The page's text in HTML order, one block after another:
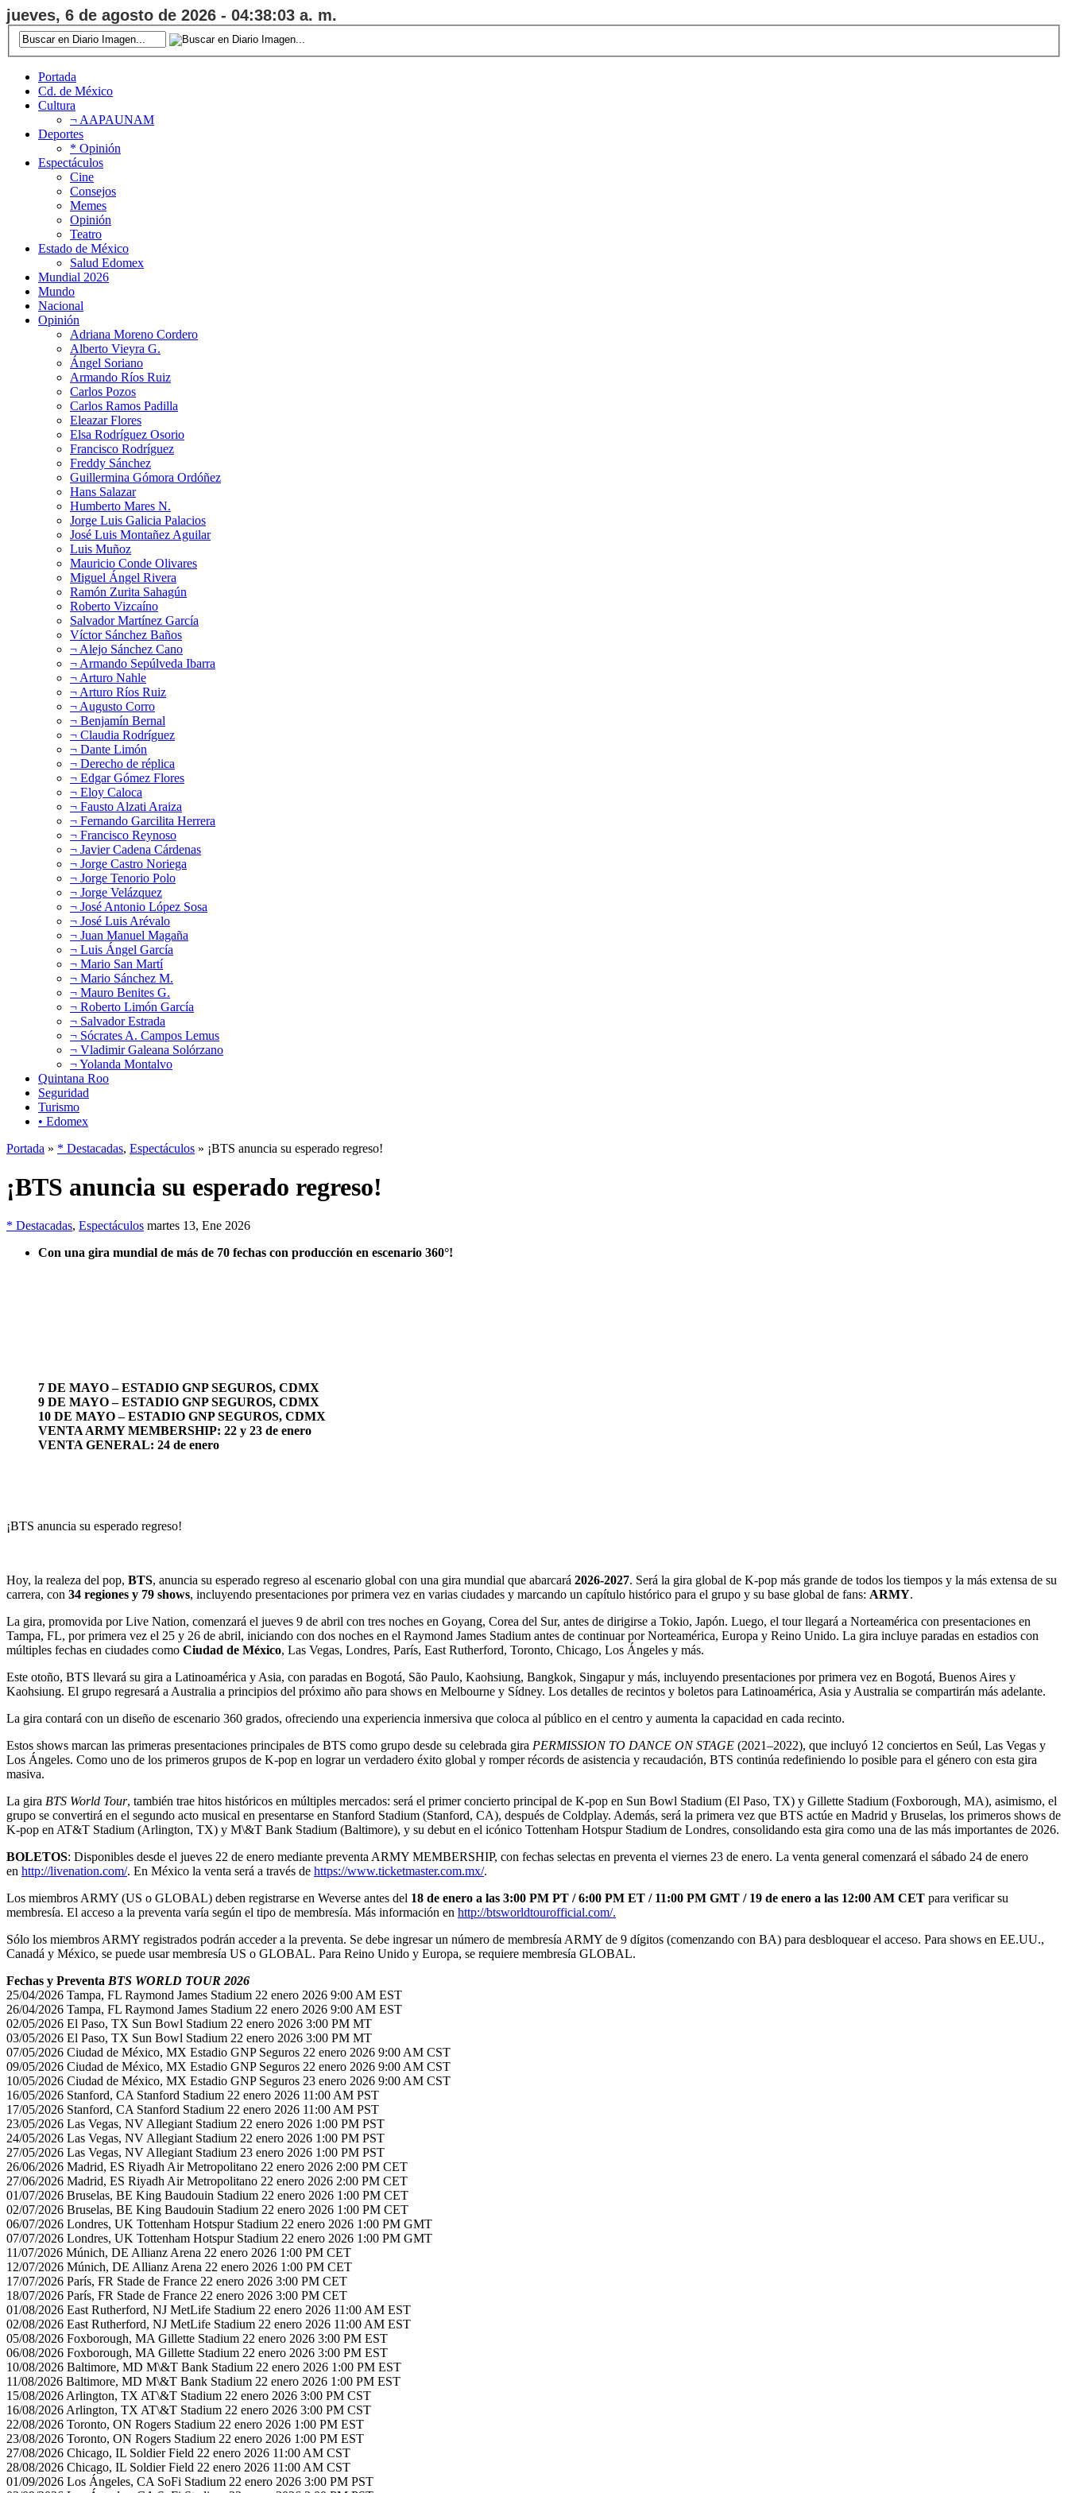
jueves, 6 de agosto de 2026 - 04:38:04 a. m.
Portada
Cd. de México
Cultura
¬ AAPAUNAM
Deportes
* Opinión
Espectáculos
Cine
Consejos
Memes
Opinión
Teatro
Estado de México
Salud Edomex
Mundial 2026
Mundo
Nacional
Opinión
Adriana Moreno Cordero
Alberto Vieyra G.
Ángel Soriano
Armando Ríos Ruiz
Carlos Pozos
Carlos Ramos Padilla
Eleazar Flores
Elsa Rodríguez Osorio
Francisco Rodríguez
Freddy Sánchez
Guillermina Gómora Ordóñez
Hans Salazar
Humberto Mares N.
Jorge Luis Galicia Palacios
José Luis Montañez Aguilar
Luis Muñoz
Mauricio Conde Olivares
Miguel Ángel Rivera
Ramón Zurita Sahagún
Roberto Vizcaíno
Salvador Martínez García
Víctor Sánchez Baños
¬ Alejo Sánchez Cano
¬ Armando Sepúlveda Ibarra
¬ Arturo Nahle
¬ Arturo Ríos Ruiz
¬ Augusto Corro
¬ Benjamín Bernal
¬ Claudia Rodríguez
¬ Dante Limón
¬ Derecho de réplica
¬ Edgar Gómez Flores
¬ Eloy Caloca
¬ Fausto Alzati Araiza
¬ Fernando Garcilita Herrera
¬ Francisco Reynoso
¬ Javier Cadena Cárdenas
¬ Jorge Castro Noriega
¬ Jorge Tenorio Polo
¬ Jorge Velázquez
¬ José Antonio López Sosa
¬ José Luis Arévalo
¬ Juan Manuel Magaña
¬ Luis Ángel García
¬ Mario San Martí
¬ Mario Sánchez M.
¬ Mauro Benites G.
¬ Roberto Limón García
¬ Salvador Estrada
¬ Sócrates A. Campos Lemus
¬ Vladimir Galeana Solórzano
¬ Yolanda Montalvo
Quintana Roo
Seguridad
Turismo
• Edomex
Portada » * Destacadas, Espectáculos » ¡BTS anuncia su esperado regreso!
¡BTS anuncia su esperado regreso!
* Destacadas, Espectáculos martes 13, Ene 2026
Con una gira mundial de más de 70 fechas con producción en escenario 360°!
7 DE MAYO – ESTADIO GNP SEGUROS, CDMX
9 DE MAYO – ESTADIO GNP SEGUROS, CDMX
10 DE MAYO – ESTADIO GNP SEGUROS, CDMX
VENTA ARMY MEMBERSHIP: 22 y 23 de enero
VENTA GENERAL: 24 de enero
¡BTS anuncia su esperado regreso!
Hoy, la realeza del pop, BTS, anuncia su esperado regreso al escenario global con una gira mundial que abarcará 2026-2027. Será la gira global de K-pop más grande de todos los tiempos y la más extensa de su
carrera, con 34 regiones y 79 shows, incluyendo presentaciones por primera vez en varias ciudades y marcando un capítulo histórico para el grupo y su base global de fans: ARMY.
La gira, promovida por Live Nation, comenzará el jueves 9 de abril con tres noches en Goyang, Corea del Sur, antes de dirigirse a Tokio, Japón. Luego, el tour llegará a Norteamérica con presentaciones en
Tampa, FL, por primera vez el 25 y 26 de abril, iniciando con dos noches en el Raymond James Stadium antes de continuar por Norteamérica, Europa y Reino Unido. La gira incluye paradas en estadios con
múltiples fechas en ciudades como Ciudad de México, Las Vegas, Londres, París, East Rutherford, Toronto, Chicago, Los Ángeles y más.
Este otoño, BTS llevará su gira a Latinoamérica y Asia, con paradas en Bogotá, São Paulo, Kaohsiung, Bangkok, Singapur y más, incluyendo presentaciones por primera vez en Bogotá, Buenos Aires y
Kaohsiung. El grupo regresará a Australia a principios del próximo año para shows en Melbourne y Sídney. Los detalles de recintos y boletos para Latinoamérica, Asia y Australia se compartirán más adelante.
La gira contará con un diseño de escenario 360 grados, ofreciendo una experiencia inmersiva que coloca al público en el centro y aumenta la capacidad en cada recinto.
Estos shows marcan las primeras presentaciones principales de BTS como grupo desde su celebrada gira PERMISSION TO DANCE ON STAGE (2021–2022), que incluyó 12 conciertos en Seúl, Las Vegas y
Los Ángeles. Como uno de los primeros grupos de K-pop en lograr un verdadero éxito global y romper récords de asistencia y recaudación, BTS continúa redefiniendo lo posible para el género con esta gira
masiva.
La gira BTS World Tour, también trae hitos históricos en múltiples mercados: será el primer concierto principal de K-pop en Sun Bowl Stadium (El Paso, TX) y Gillette Stadium (Foxborough, MA), asimismo, el
grupo se convertirá en el segundo acto musical en presentarse en Stanford Stadium (Stanford, CA), después de Coldplay. Además, será la primera vez que BTS actúe en Madrid y Bruselas, los primeros shows de
K-pop en AT&T Stadium (Arlington, TX) y M\&T Bank Stadium (Baltimore), y su debut en el icónico Tottenham Hotspur Stadium de Londres, consolidando esta gira como una de las más importantes de 2026.
BOLETOS: Disponibles desde el jueves 22 de enero mediante preventa ARMY MEMBERSHIP, con fechas selectas en preventa el viernes 23 de enero. La venta general comenzará el sábado 24 de enero
en http://livenation.com/. En México la venta será a través de https://www.ticketmaster.com.mx/.
Los miembros ARMY (US o GLOBAL) deben registrarse en Weverse antes del 18 de enero a las 3:00 PM PT / 6:00 PM ET / 11:00 PM GMT / 19 de enero a las 12:00 AM CET para verificar su
membresía. El acceso a la preventa varía según el tipo de membresía. Más información en http://btsworldtourofficial.com/.
Sólo los miembros ARMY registrados podrán acceder a la preventa. Se debe ingresar un número de membresía ARMY de 9 dígitos (comenzando con BA) para desbloquear el acceso. Para shows en EE.UU.,
Canadá y México, se puede usar membresía US o GLOBAL. Para Reino Unido y Europa, se requiere membresía GLOBAL.
Fechas y Preventa BTS WORLD TOUR 2026
25/04/2026 Tampa, FL Raymond James Stadium 22 enero 2026 9:00 AM EST
26/04/2026 Tampa, FL Raymond James Stadium 22 enero 2026 9:00 AM EST
02/05/2026 El Paso, TX Sun Bowl Stadium 22 enero 2026 3:00 PM MT
03/05/2026 El Paso, TX Sun Bowl Stadium 22 enero 2026 3:00 PM MT
07/05/2026 Ciudad de México, MX Estadio GNP Seguros 22 enero 2026 9:00 AM CST
09/05/2026 Ciudad de México, MX Estadio GNP Seguros 22 enero 2026 9:00 AM CST
10/05/2026 Ciudad de México, MX Estadio GNP Seguros 23 enero 2026 9:00 AM CST
16/05/2026 Stanford, CA Stanford Stadium 22 enero 2026 11:00 AM PST
17/05/2026 Stanford, CA Stanford Stadium 22 enero 2026 11:00 AM PST
23/05/2026 Las Vegas, NV Allegiant Stadium 22 enero 2026 1:00 PM PST
24/05/2026 Las Vegas, NV Allegiant Stadium 22 enero 2026 1:00 PM PST
27/05/2026 Las Vegas, NV Allegiant Stadium 23 enero 2026 1:00 PM PST
26/06/2026 Madrid, ES Riyadh Air Metropolitano 22 enero 2026 2:00 PM CET
27/06/2026 Madrid, ES Riyadh Air Metropolitano 22 enero 2026 2:00 PM CET
01/07/2026 Bruselas, BE King Baudouin Stadium 22 enero 2026 1:00 PM CET
02/07/2026 Bruselas, BE King Baudouin Stadium 22 enero 2026 1:00 PM CET
06/07/2026 Londres, UK Tottenham Hotspur Stadium 22 enero 2026 1:00 PM GMT
07/07/2026 Londres, UK Tottenham Hotspur Stadium 22 enero 2026 1:00 PM GMT
11/07/2026 Múnich, DE Allianz Arena 22 enero 2026 1:00 PM CET
12/07/2026 Múnich, DE Allianz Arena 22 enero 2026 1:00 PM CET
17/07/2026 París, FR Stade de France 22 enero 2026 3:00 PM CET
18/07/2026 París, FR Stade de France 22 enero 2026 3:00 PM CET
01/08/2026 East Rutherford, NJ MetLife Stadium 22 enero 2026 11:00 AM EST
02/08/2026 East Rutherford, NJ MetLife Stadium 22 enero 2026 11:00 AM EST
05/08/2026 Foxborough, MA Gillette Stadium 22 enero 2026 3:00 PM EST
06/08/2026 Foxborough, MA Gillette Stadium 22 enero 2026 3:00 PM EST
10/08/2026 Baltimore, MD M\&T Bank Stadium 22 enero 2026 1:00 PM EST
11/08/2026 Baltimore, MD M\&T Bank Stadium 22 enero 2026 1:00 PM EST
15/08/2026 Arlington, TX AT\&T Stadium 22 enero 2026 3:00 PM CST
16/08/2026 Arlington, TX AT\&T Stadium 22 enero 2026 3:00 PM CST
22/08/2026 Toronto, ON Rogers Stadium 22 enero 2026 1:00 PM EST
23/08/2026 Toronto, ON Rogers Stadium 22 enero 2026 1:00 PM EST
27/08/2026 Chicago, IL Soldier Field 22 enero 2026 11:00 AM CST
28/08/2026 Chicago, IL Soldier Field 22 enero 2026 11:00 AM CST
01/09/2026 Los Ángeles, CA SoFi Stadium 22 enero 2026 3:00 PM PST